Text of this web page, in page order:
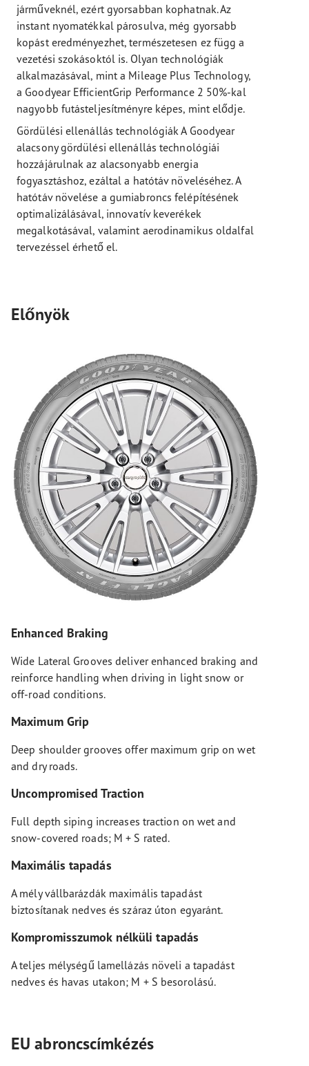
járműveknél, ezért gyorsabban kophatnak. Az
instant nyomatékkal párosulva, még gyorsabb
kopást eredményezhet, természetesen ez függ a
vezetési szokásoktól is. Olyan technológiák
alkalmazásával, mint a Mileage Plus Technology,
a Goodyear EfficientGrip Performance 2 50%-kal
nagyobb futásteljesítményre képes, mint elődje.
Gördülési ellenállás technológiák A Goodyear
alacsony gördülési ellenállás technológiái
hozzájárulnak az alacsonyabb energia
fogyasztáshoz, ezáltal a hatótáv növeléséhez. A
hatótáv növelése a gumiabroncs felépítésének
optimalizálásával, innovatív keverékek
megalkotásával, valamint aerodinamikus oldalfal
tervezéssel érhető el.
Előnyök
Enhanced Braking
Wide Lateral Grooves deliver enhanced braking and
reinforce handling when driving in light snow or
off-road conditions.
Maximum Grip
Deep shoulder grooves offer maximum grip on wet
and dry roads.
Uncompromised Traction
Full depth siping increases traction on wet and
snow-covered roads; M + S rated.
Maximális tapadás
A mély vállbarázdák maximális tapadást
biztosítanak nedves és száraz úton egyaránt.
Kompromisszumok nélküli tapadás
A teljes mélységű lamellázás növeli a tapadást
nedves és havas utakon; M + S besorolású.
EU abroncscímkézés